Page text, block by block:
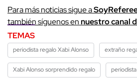
Para más noticias sigue a
también síguenos ennuestro canal
TEMAS
periodista regalo Xabi Alonso extraño
Xabi Alonso sorprendido regalo